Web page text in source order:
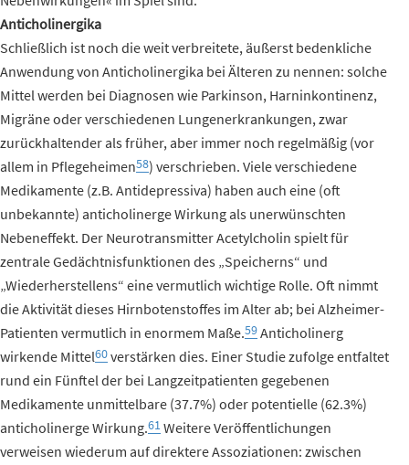
Anticholinergika
Schließlich ist noch die weit verbreitete, äußerst bedenkliche
Anwendung von Anticholinergika bei Älteren zu nennen: solche
Mittel werden bei Diagnosen wie Parkinson, Harninkontinenz,
Migräne oder verschiedenen Lungenerkrankungen, zwar
zurückhaltender als früher, aber immer noch regelmäßig (vor
allem in Pflegeheimen58) verschrieben. Viele verschiedene
Medikamente (z.B. Antidepressiva) haben auch eine (oft
unbekannte) anticholinerge Wirkung als unerwünschten
Nebeneffekt. Der Neurotransmitter Acetylcholin spielt für
zentrale Gedächtnisfunktionen des „Speicherns“ und
„Wiederherstellens“ eine vermutlich wichtige Rolle. Oft nimmt
die Aktivität dieses Hirnbotenstoffes im Alter ab; bei Alzheimer-
Patienten vermutlich in enormem Maße.59Anticholinerg
wirkende Mittel60verstärken dies. Einer Studie zufolge entfaltet
rund ein Fünftel der bei Langzeitpatienten gegebenen
Medikamente unmittelbare (37.7%) oder potentielle (62.3%)
anticholinerge Wirkung.61 Weitere Veröffentlichungen
verweisen wiederum auf direktere Assoziationen: zwischen